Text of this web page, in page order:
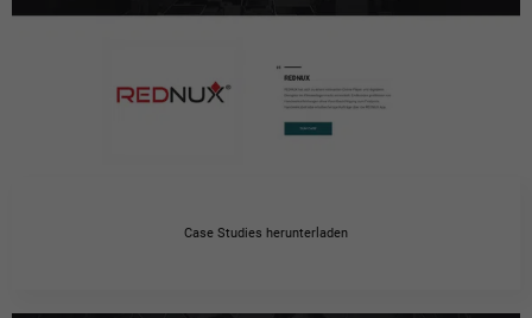
Case Studies herunterladen